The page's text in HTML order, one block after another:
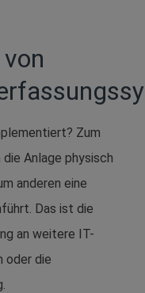
Zum
Anlage physisch
anderen eine
Das ist die
an weitere IT-
oder die